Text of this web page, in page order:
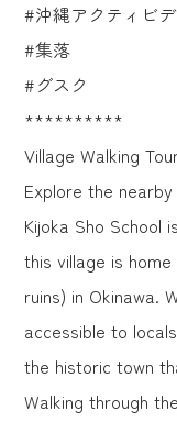
#沖縄アクティビデ
#集落
#グスク
**********
Village Walking
Explore the
Kijoka Sho School
this village is
ruins) in Okinawa.
accessible to
the historic town
Walking through